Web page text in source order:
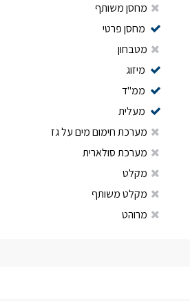
מחסן משותף
מחסן פרטי
מטבחון
מיזוג
ממ"ד
מעלית
מערכת חימום מים על גז
מערכת סולארית
מקלט
מקלט משותף
מרוהט